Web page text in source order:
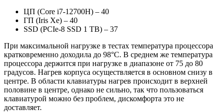
ЦП (Core i7-12700H) – 40
ГП (Iris Xe) – 40
SSD (PCIe-8 SSD 1 TB) – 37
При максимальной нагрузке в тестах температура процессора
кратковременно доходила до 98°C. В среднем же температура
процессора держится при нагрузке в диапазоне от 75 до 80
градусов. Нагрев корпуса осуществляется в основном снизу в
центре. В области клавиатуры нагрев происходит в верхней
половине в центре, однако не сильно, так что пользоваться
клавиатурой можно без проблем, дискомфорта это не
доставляет.